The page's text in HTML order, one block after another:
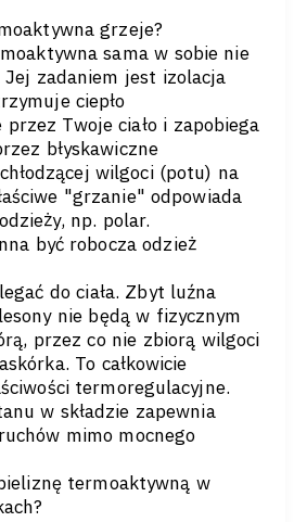
grzeje?
sama w sobie nie
Jej zadaniem jest izolacja
ciepło
Twoje ciało i zapobiega
błyskawiczne
wilgoci (potu) na
"grzanie" odpowiada
np. polar.
być robocza odzież
do ciała. Zbyt luźna
nie będą w fizycznym
przez co nie zbiorą wilgoci
To całkowicie
termoregulacyjne.
w składzie zapewnia
mimo mocnego
termoaktywną w